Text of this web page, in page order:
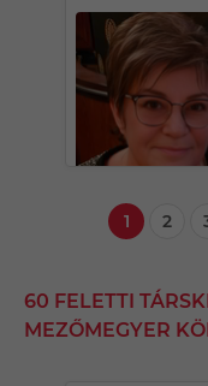
1 2
60 FELETTI
MEZŐMEGYER